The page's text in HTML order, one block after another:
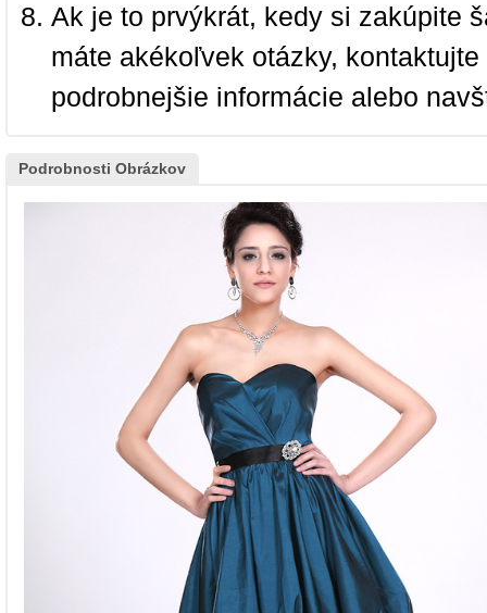
Ak je to prvýkrát, kedy si zakúpite
máte akékoľvek otázky,
podrobnejšie informácie alebo
Podrobnosti Obrázkov